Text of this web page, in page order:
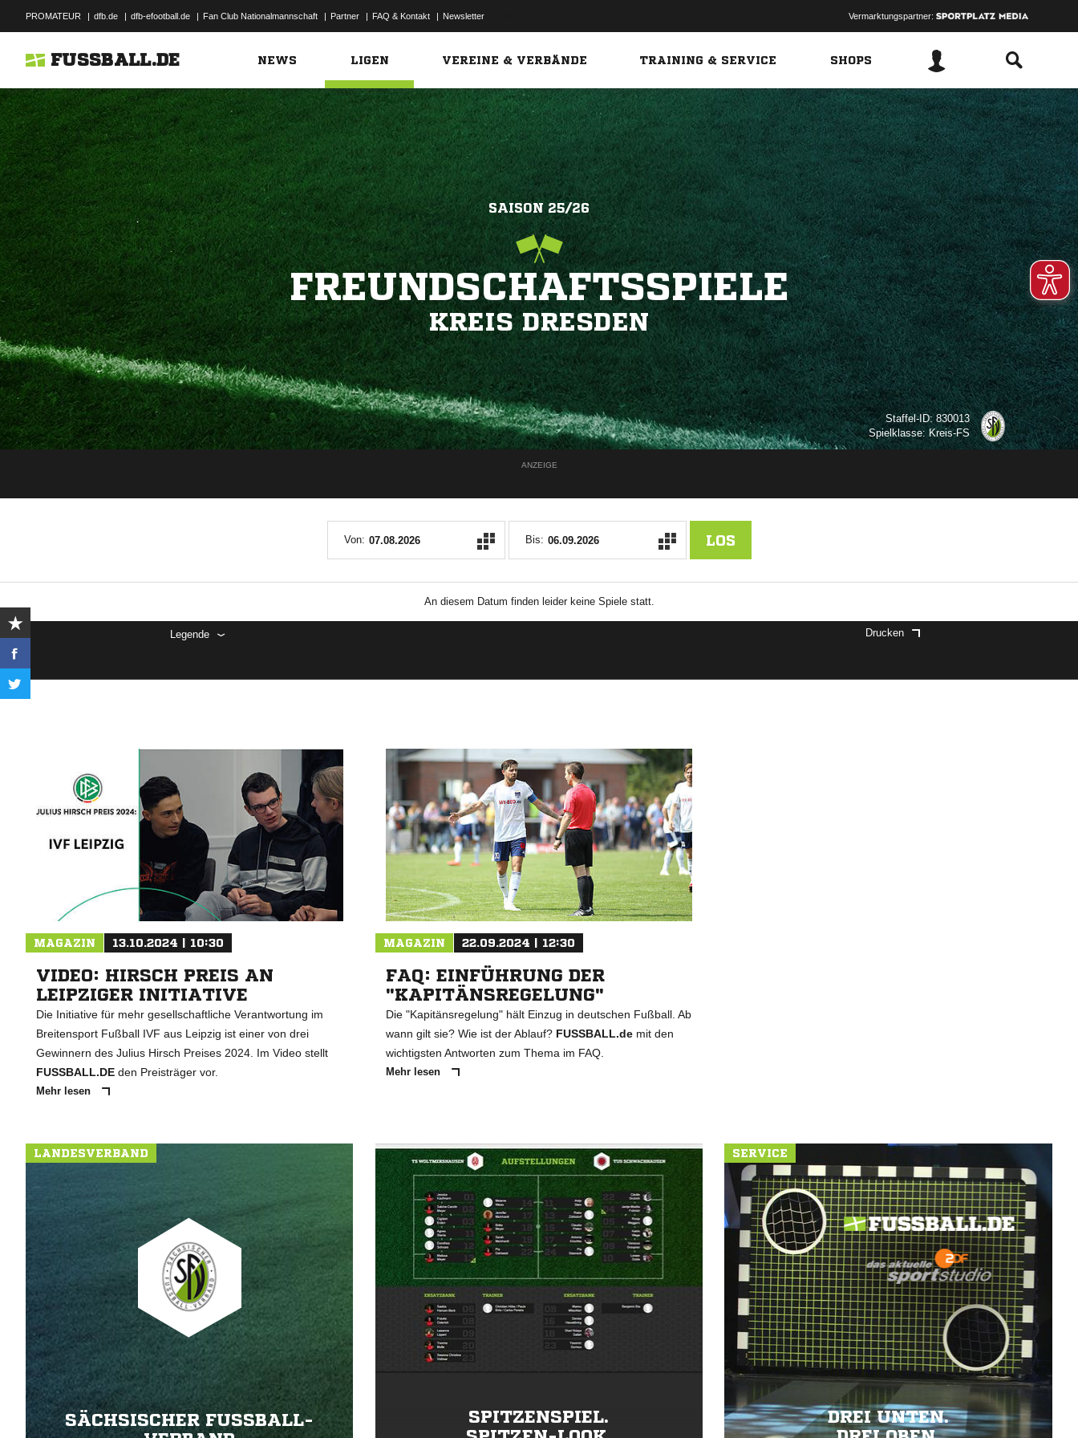
PROMATEUR | dfb.de | dfb-efootball.de | Fan Club Nationalmannschaft | Partner | FAQ & Kontakt | Newsletter Vermarktungspartner:
FUSSBALL.DE NEWS LIGEN VEREINE & VERBÄNDE TRAINING & SERVICE SHOPS
SAISON 25/26
FREUNDSCHAFTSSPIELE
KREIS DRESDEN
Staffel-ID: 830013
Spielklasse: Kreis-FS
ANZEIGE
Von: Bis: LOS
An diesem Datum finden leider keine Spiele statt.
Legende Drucken
MAGAZIN 13.10.2024 | 10:30
VIDEO: HIRSCH PREIS AN
LEIPZIGER INITIATIVE
Die Initiative für mehr gesellschaftliche Verantwortung im
Breitensport Fußball IVF aus Leipzig ist einer von drei
Gewinnern des Julius Hirsch Preises 2024. Im Video stellt
FUSSBALL.DE den Preisträger vor.
Mehr lesen
MAGAZIN 22.09.2024 | 12:30
FAQ: EINFÜHRUNG DER
"KAPITÄNSREGELUNG"
Die "Kapitänsregelung" hält Einzug in deutschen Fußball. Ab
wann gilt sie? Wie ist der Ablauf? FUSSBALL.demit den
wichtigsten Antworten zum Thema im FAQ.
Mehr lesen
LANDESVERBAND
SÄCHSISCHER FUSSBALL-V
SPITZENSPIEL.
SERVICE
DREI UNTEN.